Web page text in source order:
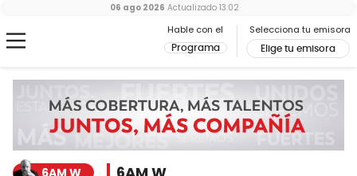
Hable con el
Programa
Selecciona tu emisora
Elige tu emisora
06 ago 2026 Actualizado 13:02